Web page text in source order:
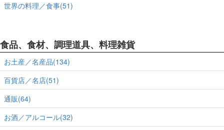
世界の料理／食事(51)
食品、食材、調理道具、料理雑貨
お土産／名産品(134)
百貨店／名店(51)
通販(64)
お酒／アルコール(32)